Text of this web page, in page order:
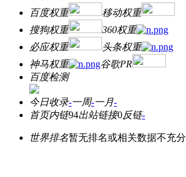
百度权重
移动权重
搜狗权重
360权重
必应权重
头条权重
神马权重
谷歌PR
百度检测
今日收录-一周-一月-
首页内链94出站链接0反链-
世界排名暂无排名或相关数据不充分